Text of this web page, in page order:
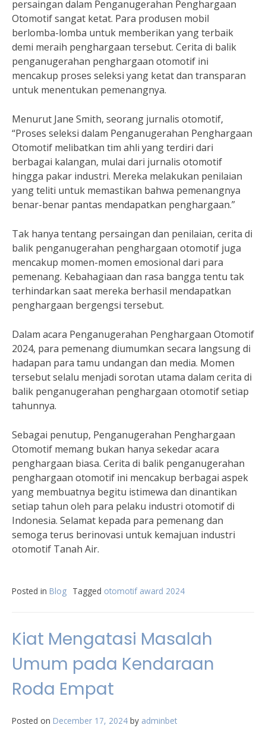
persaingan dalam Penganugerahan Penghargaan
Otomotif sangat ketat. Para produsen mobil
berlomba-lomba untuk memberikan yang terbaik
demi meraih penghargaan tersebut. Cerita di balik
penganugerahan penghargaan otomotif ini
mencakup proses seleksi yang ketat dan transparan
untuk menentukan pemenangnya.
Menurut Jane Smith, seorang jurnalis otomotif,
“Proses seleksi dalam Penganugerahan Penghargaan
Otomotif melibatkan tim ahli yang terdiri dari
berbagai kalangan, mulai dari jurnalis otomotif
hingga pakar industri. Mereka melakukan penilaian
yang teliti untuk memastikan bahwa pemenangnya
benar-benar pantas mendapatkan penghargaan.”
Tak hanya tentang persaingan dan penilaian, cerita di
balik penganugerahan penghargaan otomotif juga
mencakup momen-momen emosional dari para
pemenang. Kebahagiaan dan rasa bangga tentu tak
terhindarkan saat mereka berhasil mendapatkan
penghargaan bergengsi tersebut.
Dalam acara Penganugerahan Penghargaan Otomotif
2024, para pemenang diumumkan secara langsung di
hadapan para tamu undangan dan media. Momen
tersebut selalu menjadi sorotan utama dalam cerita di
balik penganugerahan penghargaan otomotif setiap
tahunnya.
Sebagai penutup, Penganugerahan Penghargaan
Otomotif memang bukan hanya sekedar acara
penghargaan biasa. Cerita di balik penganugerahan
penghargaan otomotif ini mencakup berbagai aspek
yang membuatnya begitu istimewa dan dinantikan
setiap tahun oleh para pelaku industri otomotif di
Indonesia. Selamat kepada para pemenang dan
semoga terus berinovasi untuk kemajuan industri
otomotif Tanah Air.
Posted in Blog Tagged otomotif award 2024
Kiat Mengatasi Masalah
Umum pada Kendaraan
Roda Empat
Posted on December 17, 2024 by adminbet